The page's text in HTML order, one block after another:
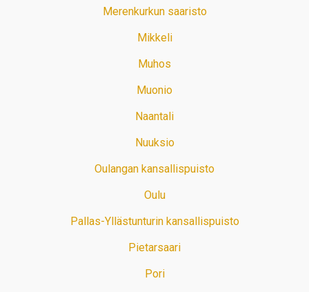
Merenkurkun saaristo
Mikkeli
Muhos
Muonio
Naantali
Nuuksio
Oulangan kansallispuisto
Oulu
Pallas-Yllästunturin kansallispuisto
Pietarsaari
Pori